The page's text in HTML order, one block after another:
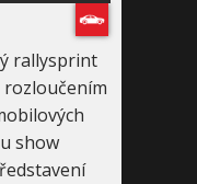
rallysprint
show